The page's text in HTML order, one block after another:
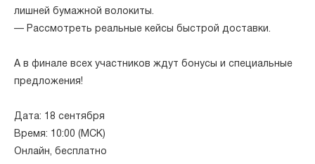
лишней бумажной волокиты.
— Рассмотреть реальные кейсы быстрой доставки.
А в финале всех участников ждут бонусы и специальные
предложения!
Дата: 18 сентября
Время: 10:00 (МСК)
Онлайн, бесплатно